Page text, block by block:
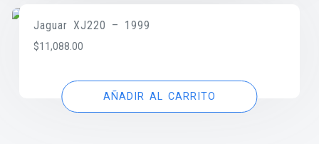
Jaguar XJ220 – 1999
$11,088.00
AÑADIR AL CARRITO